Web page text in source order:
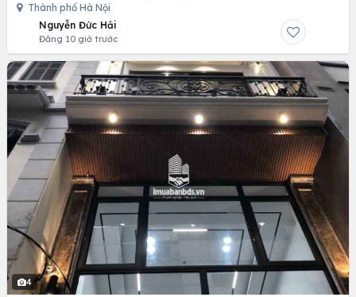
Thành phố Hà Nội
Nguyễn Đức Hải
Đăng 10 giờ trước
4